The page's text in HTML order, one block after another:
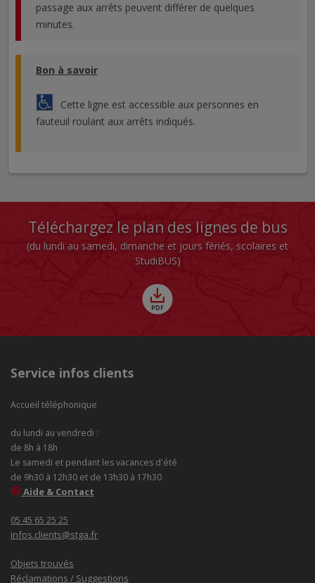
passage aux arrêts peuvent différer de quelques
minutes.
Bon à savoir
Cette ligne est accessible aux personnes en
fauteuil roulant aux arrêts indiqués.
Téléchargez le plan des lignes de bus
(du lundi au samedi, dimanche et jours fériés, scolaires et
StudiBUS)
Service infos clients
Accueil téléphonique
du lundi au vendredi :
de 8h à 18h
Le samedi et pendant les vacances d'été
de 9h30 à 12h30 et de 13h30 à 17h30
Aide & Contact
05 45 65 25 25
infos.clients@stga.fr
Objets trouvés
Réclamations / Suggestions